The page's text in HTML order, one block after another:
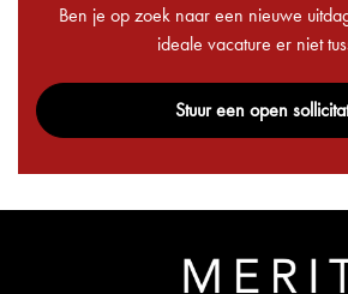
Ben je op zoek naar een nieuwe
ideale vacature er niet
Stuur een open